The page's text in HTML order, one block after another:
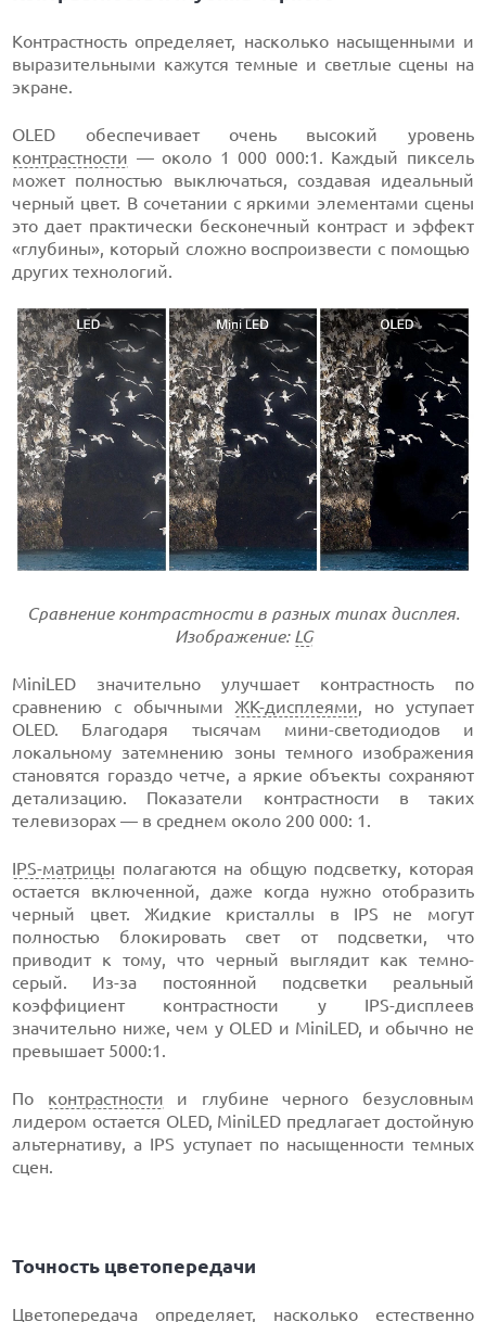
Контрастность определяет, насколько насыщенными и
выразительными кажутся темные и светлые сцены на
экране.
OLED обеспечивает очень высокий уровень
контрастности — около 1 000 000:1. Каждый пиксель
может полностью выключаться, создавая идеальный
черный цвет. В сочетании с яркими элементами сцены
это дает практически бесконечный контраст и эффект
«глубины», который сложно воспроизвести с помощью
других технологий.
Сравнение контрастности в разных типах дисплея.
Изображение: LG
MiniLED значительно улучшает контрастность по
сравнению с обычными ЖК-дисплеями, но уступает
OLED. Благодаря тысячам мини-светодиодов и
локальному затемнению зоны темного изображения
становятся гораздо четче, а яркие объекты сохраняют
детализацию. Показатели контрастности в таких
телевизорах — в среднем около 200 000: 1.
IPS-матрицы полагаются на общую подсветку, которая
остается включенной, даже когда нужно отобразить
черный цвет. Жидкие кристаллы в IPS не могут
полностью блокировать свет от подсветки, что
приводит к тому, что черный выглядит как темно-
серый. Из-за постоянной подсветки реальный
коэффициент контрастности у IPS-дисплеев
значительно ниже, чем у OLED и MiniLED, и обычно не
превышает 5000:1.
По контрастности и глубине черного безусловным
лидером остается OLED, MiniLED предлагает достойную
альтернативу, а IPS уступает по насыщенности темных
сцен.
Точность цветопередачи
Цветопередача определяет, насколько естественно